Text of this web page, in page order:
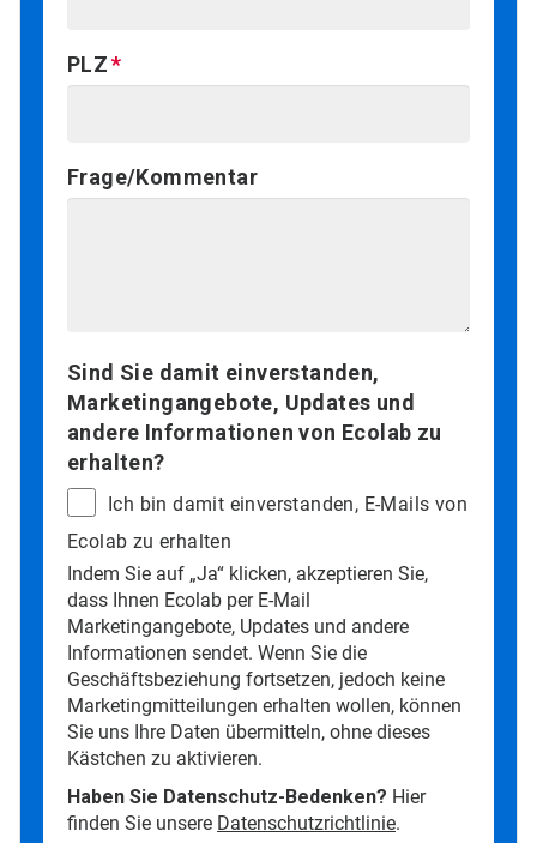
PLZ
Frage/Kommentar
Sind Sie damit einverstanden,
Marketingangebote, Updates und
andere Informationen von Ecolab zu
erhalten?
Ich bin damit einverstanden, E-Mails von
Ecolab zu erhalten
Indem Sie auf „Ja“ klicken, akzeptieren Sie,
dass Ihnen Ecolab per E-Mail
Marketingangebote, Updates und andere
Informationen sendet. Wenn Sie die
Geschäftsbeziehung fortsetzen, jedoch keine
Marketingmitteilungen erhalten wollen, können
Sie uns Ihre Daten übermitteln, ohne dieses
Kästchen zu aktivieren.
Haben Sie Datenschutz-Bedenken? Hier
finden Sie unsere Datenschutzrichtlinie.